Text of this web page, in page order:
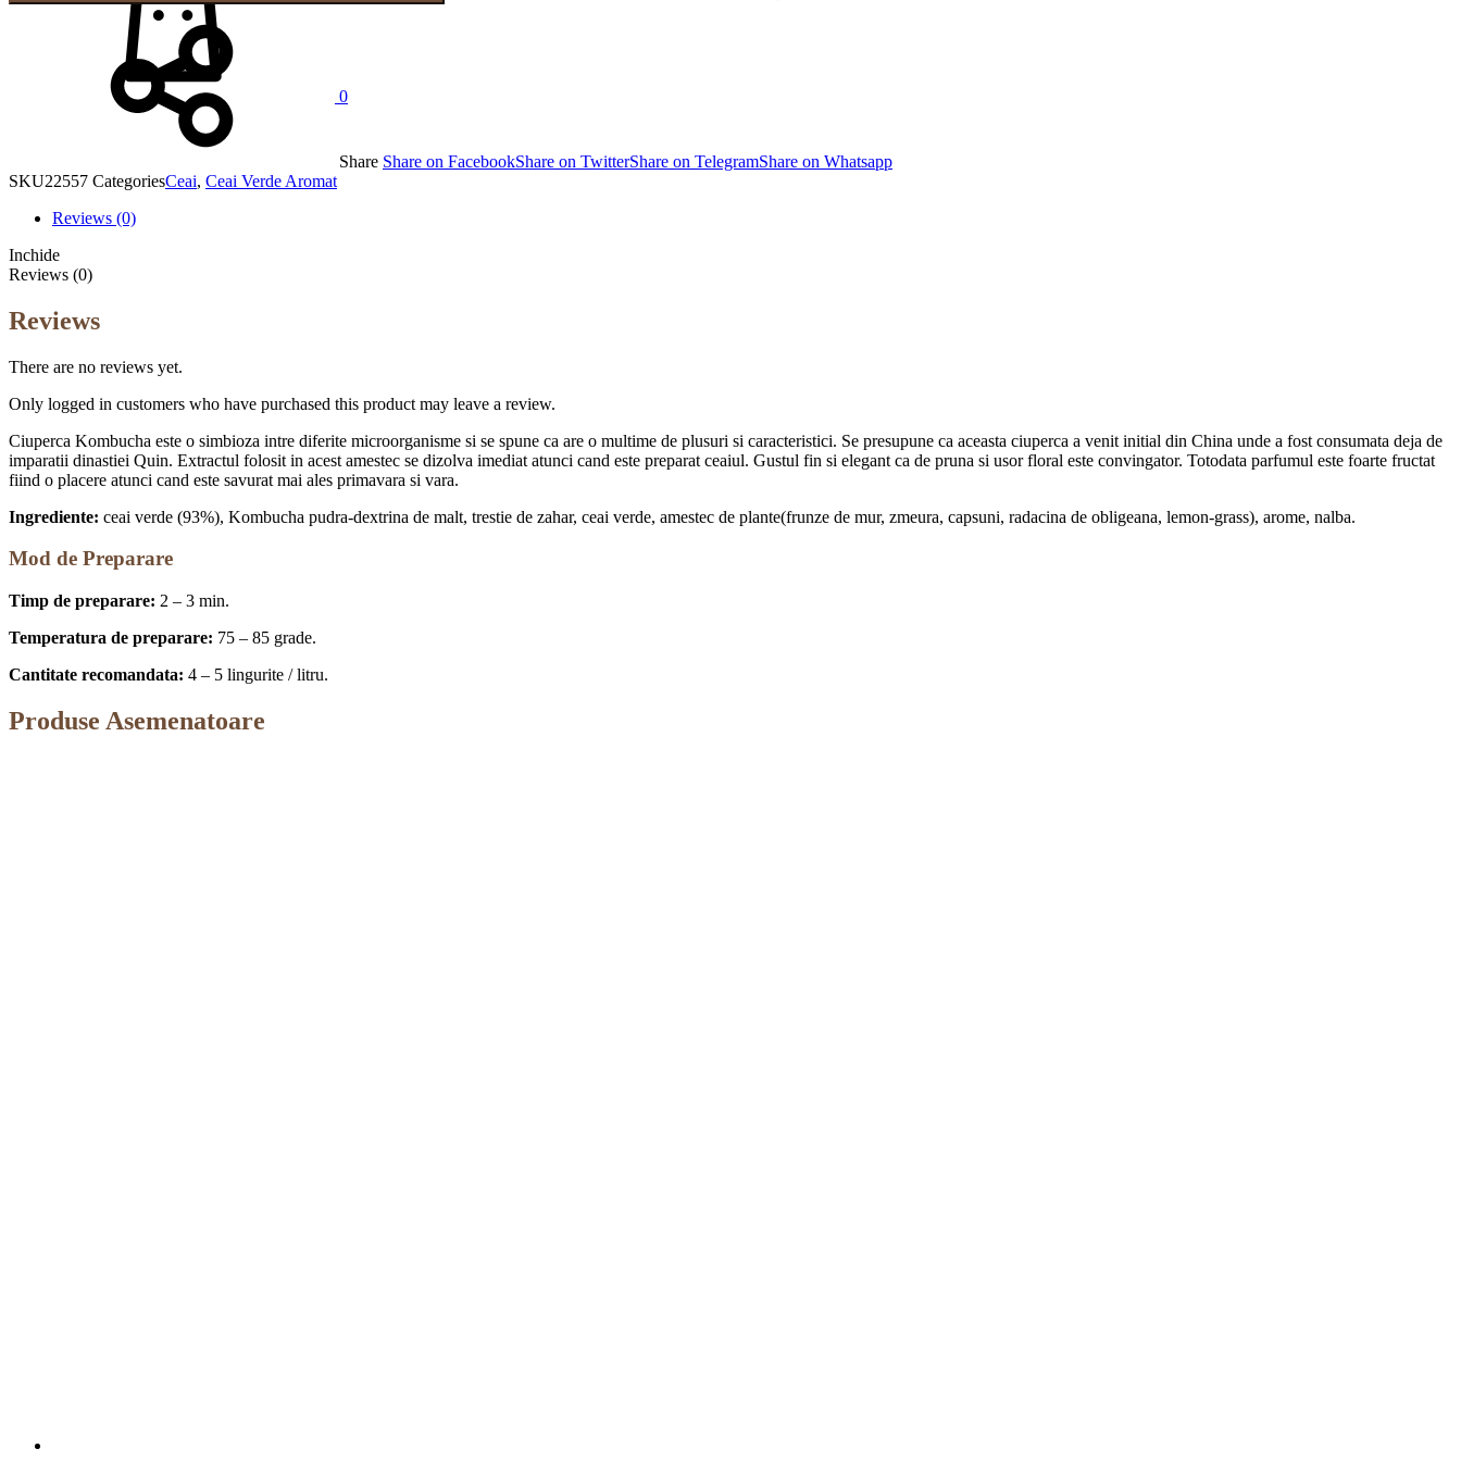
0
Share Share on FacebookShare on TwitterShare on TelegramShare on Whatsapp
SKU22557 CategoriesCeai, Ceai Verde Aromat
Reviews (0)
Inchide
Reviews (0)
Reviews
There are no reviews yet.
Only logged in customers who have purchased this product may leave a review.
Ciuperca Kombucha este o simbioza intre diferite microorganisme si se spune ca are o multime de plusuri si caracteristici. Se presupune ca aceasta ciuperca a venit initial din China unde a fost consumata deja de
imparatii dinastiei Quin. Extractul folosit in acest amestec se dizolva imediat atunci cand este preparat ceaiul. Gustul fin si elegant ca de pruna si usor floral este convingator. Totodata parfumul este foarte fructat
fiind o placere atunci cand este savurat mai ales primavara si vara.
Ingrediente: ceai verde (93%), Kombucha pudra-dextrina de malt, trestie de zahar, ceai verde, amestec de plante(frunze de mur, zmeura, capsuni, radacina de obligeana, lemon-grass), arome, nalba.
Mod de Preparare
Timp de preparare: 2 – 3 min.
Temperatura de preparare: 75 – 85 grade.
Cantitate recomandata: 4 – 5 lingurite / litru.
Produse Asemenatoare